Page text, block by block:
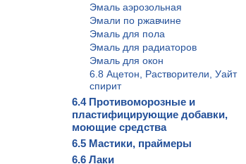
Эмаль аэрозольная
Эмали по ржавчине
Эмаль для пола
Эмаль для радиаторов
Эмаль для окон
6.8 Ацетон, Растворители, Уайт
спирит
6.4 Противоморозные и
пластифицирующие добавки,
моющие средства
6.5 Мастики, праймеры
6.6 Лаки